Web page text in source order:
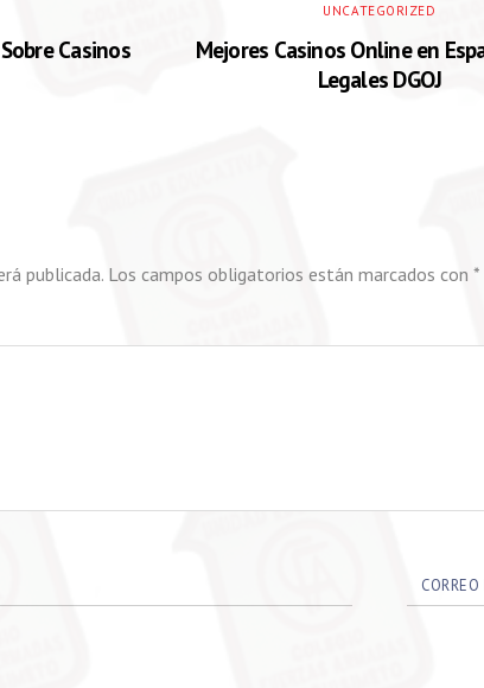
Casinos
UNCATEGORIZED
Mejores Casinos Online en
Legales DGOJ
publicada. Los campos obligatorios están marcados con *